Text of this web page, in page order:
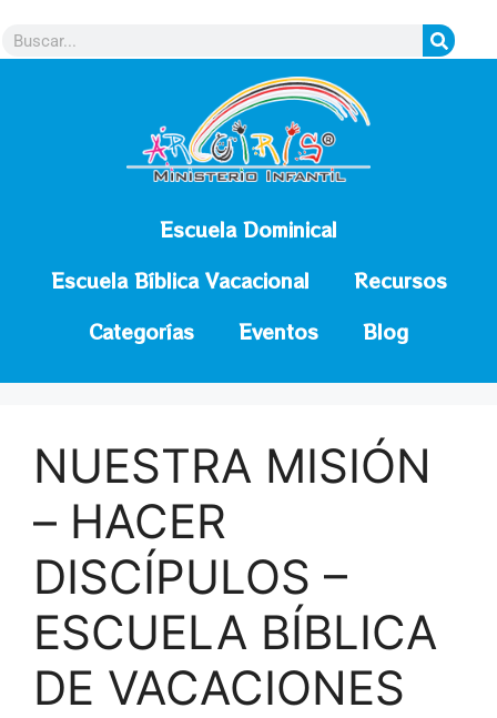
Escuela Dominical
Escuela Bíblica Vacacional
Recursos
Categorías
Eventos Blog
NUESTRA MISIÓN
– HACER
DISCÍPULOS –
ESCUELA BÍBLICA
DE VACACIONES